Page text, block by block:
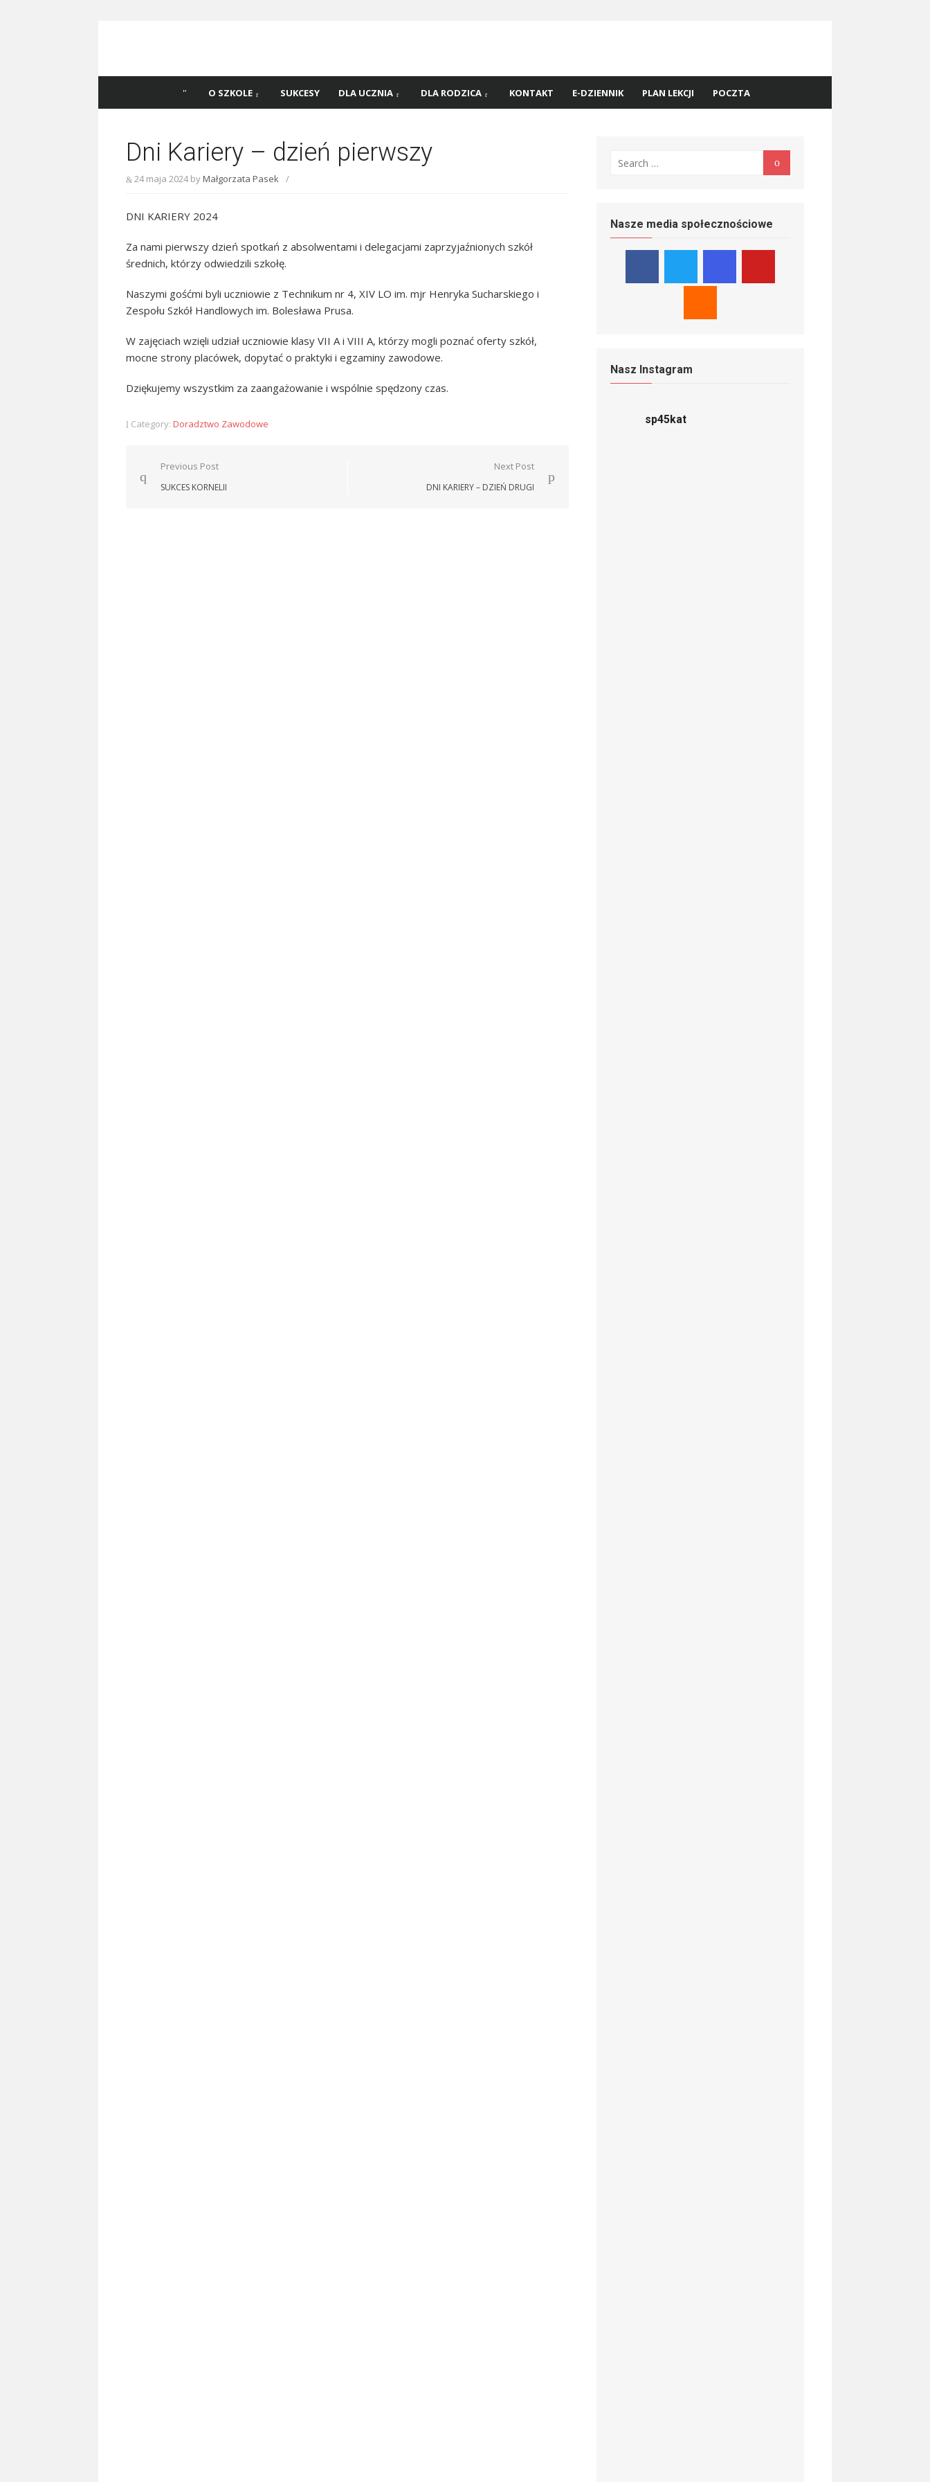
45 w Katowicach!
Katowicach
O SZKOLE SUKCESY DLA UCZNIA DLA RODZICA KONTAKT E-DZIENNIK PLAN LEKCJI POCZTA
Dni Kariery – dzień pierwszy
24 maja 2024byMałgorzata Pasek /
DNI KARIERY 2024
Za nami pierwszy dzień spotkań z absolwentami i delegacjami zaprzyjaźnionych szkół
średnich, którzy odwiedzili szkołę.
Naszymi gośćmi byli uczniowie z Technikum nr 4, XIV LO im. mjr Henryka Sucharskiego i
Zespołu Szkół Handlowych im. Bolesława Prusa.
W zajęciach wzięli udział uczniowie klasy VII A i VIII A, którzy mogli poznać oferty szkół,
mocne strony placówek, dopytać o praktyki i egzaminy zawodowe.
Dziękujemy wszystkim za zaangażowanie i wspólnie spędzony czas.
Category: Doradztwo Zawodowe
Nawigacja
wpisu
Previous Post
SUKCES KORNELII
Next Post
DNI KARIERY – DZIEŃ DRUGI
for: Search
Nasze media społecznościowe
Nasz Instagram
sp45kat